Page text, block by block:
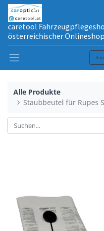
caretool
österreichischer
Alle Produkte
Staubbeutel für Rupes